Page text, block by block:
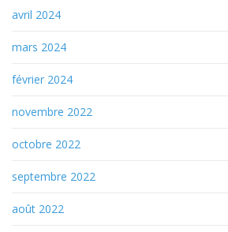
avril 2024
mars 2024
février 2024
novembre 2022
octobre 2022
septembre 2022
août 2022